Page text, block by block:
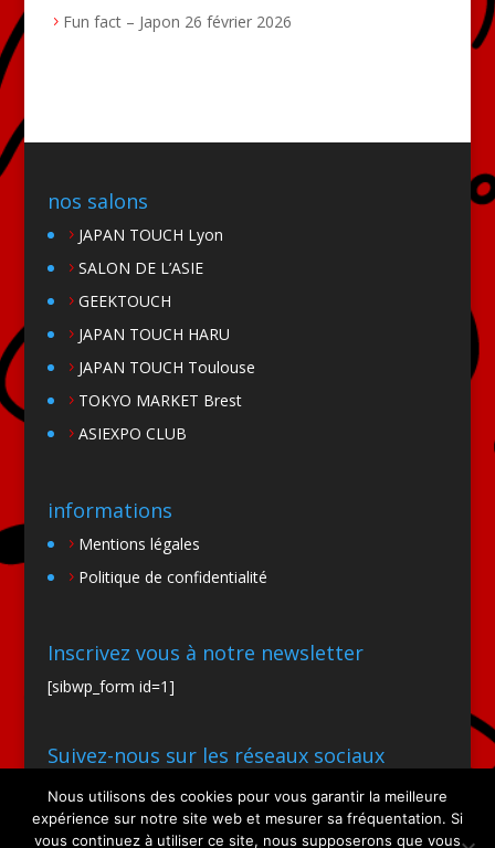
Fun fact – Japon 26 février 2026
nos salons
JAPAN TOUCH Lyon
SALON DE L’ASIE
GEEKTOUCH
JAPAN TOUCH HARU
JAPAN TOUCH Toulouse
TOKYO MARKET Brest
ASIEXPO CLUB
informations
Mentions légales
Politique de confidentialité
Inscrivez vous à notre newsletter
[sibwp_form id=1]
Suivez-nous sur les réseaux sociaux
Nous utilisons des cookies pour vous garantir la meilleure
expérience sur notre site web et mesurer sa fréquentation. Si
vous continuez à utiliser ce site, nous supposerons que vous